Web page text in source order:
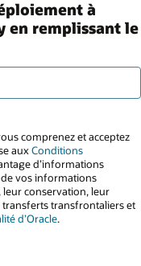
à
en remplissant le
comprenez et acceptez
auxConditions
d’informations
de vos informations
leur conservation, leur
transferts transfrontaliers et
d’Oracle.